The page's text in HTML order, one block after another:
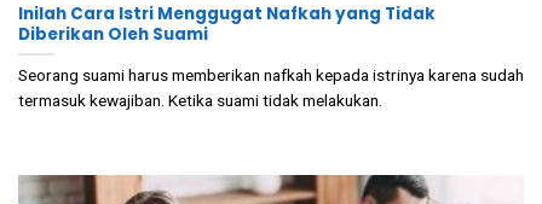
Inilah Cara Istri Menggugat Nafkah yang Tidak
Diberikan Oleh Suami
Seorang suami harus memberikan nafkah kepada istrinya karena sudah
termasuk kewajiban. Ketika suami tidak melakukan.